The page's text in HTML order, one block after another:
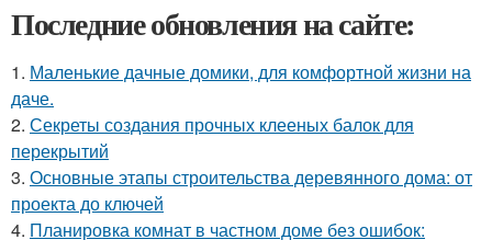
Последние обновления на сайте:
1. Маленькие дачные домики, для комфортной жизни на
даче.
2. Секреты создания прочных клееных балок для
перекрытий
3. Основные этапы строительства деревянного дома: от
проекта до ключей
4. Планировка комнат в частном доме без ошибок: